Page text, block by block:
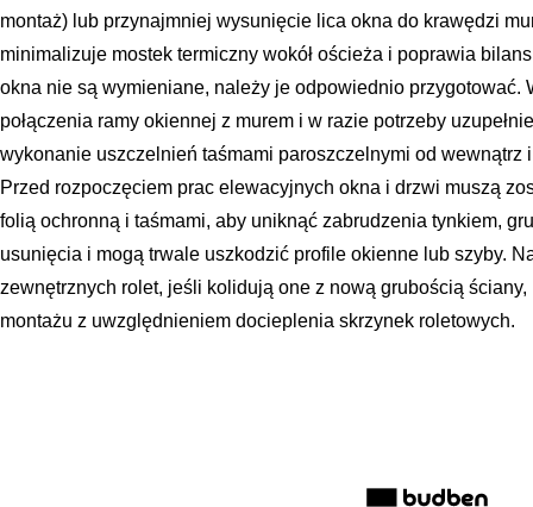
montaż) lub przynajmniej wysunięcie lica okna do krawędzi
minimalizuje mostek termiczny wokół ościeża i poprawia
okna nie są wymieniane, należy je odpowiednio przygotować.
połączenia ramy okiennej z murem i w razie potrzeby
wykonanie uszczelnień taśmami paroszczelnymi od wewnątrz
Przed rozpoczęciem prac elewacyjnych okna i drzwi muszą
folią ochronną i taśmami, aby uniknąć zabrudzenia tynkiem,
usunięcia i mogą trwale uszkodzić profile okienne lub szyby.
zewnętrznych rolet, jeśli kolidują one z nową grubością
montażu z uwzględnieniem docieplenia skrzynek roletowych.